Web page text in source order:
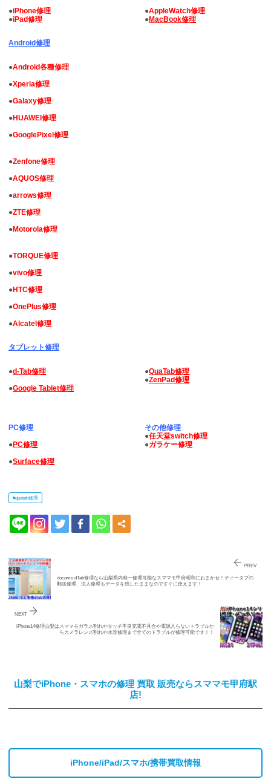
●iPhone修理
●iPad修理
●AppleWatch修理
●MacBook修理
Android修理
●Android各種修理
●Xperia修理
●Galaxy修理
●HUAWEI修理
●GooglePixel修理
●Zenfone修理
●AQUOS修理
●arrows修理
●ZTE修理
●Motorola修理
●TORQUE修理
●vivo修理
●HTC修理
●OnePlus修理
●Alcatel修理
タブレット修理
●d-Tab修理
●Google Tablet修理
●QuaTab修理
●ZenPad修理
PC修理
●PC修理
●Surface修理
その他修理
●任天堂switch修理
●ガラケー修理
#quatab修理
PREV
docomo dTab修理なら山梨県内唯一修理可能なスママモ甲府昭和におまかせ！ディータブの
郵送修理、法人修理もデータを残したままなのですぐに使えます！
NEXT
iPhone14修理山梨はスママモガラス割れやタッチ不良充電不具合や電源入らないトラブルか
らカメラレンズ割れや水没修理まで全てのトラブルが修理可能です！！
山梨でiPhone・スマホの修理 買取 販売ならスママモ甲府駅
店!
iPhone/iPad/スマホ/携帯買取情報